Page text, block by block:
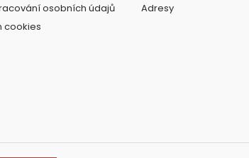
osobních údajů
cookies
Adresy